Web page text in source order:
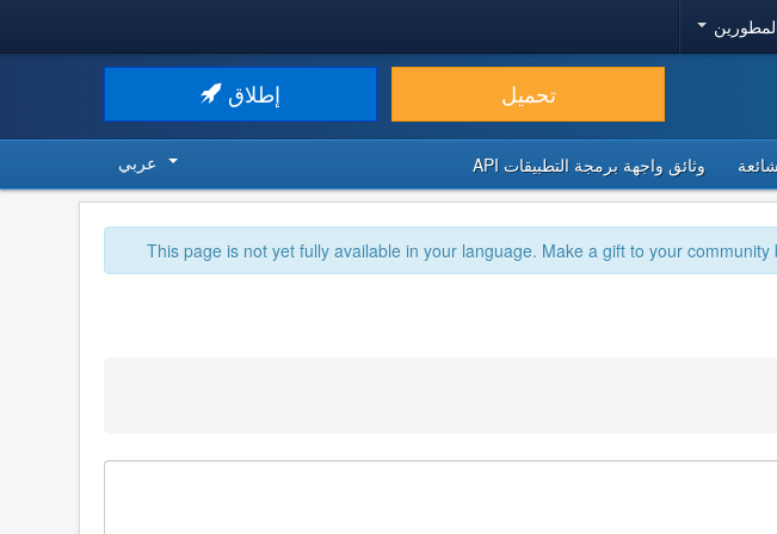
تحميل إطلاق
وثائق واجهة برمجة التطبيقات API عربي
This page is not yet fully available in your language. Make a gift to your community